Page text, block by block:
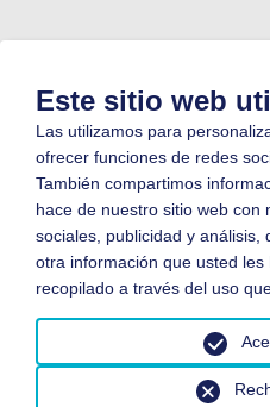
Este sitio web
Las utilizamos para
ofrecer funciones de redes
También compartimos
hace de nuestro sitio web con
sociales, publicidad y análisis,
otra información que usted
recopilado a través del uso